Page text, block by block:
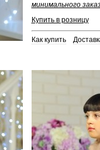
минимального
Купить в розницу
Как купить